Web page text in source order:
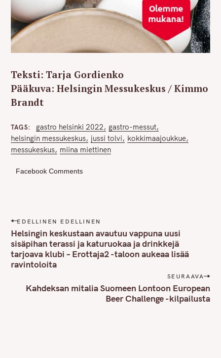
Teksti: Tarja Gordienko
Pääkuva: Helsingin Messukeskus / Kimmo
Brandt
TAGS gastro helsinki 2022
gastro-messut
helsingin messukeskus jussi tolvi
kokkimaajoukkue
messukeskus miina miettinen
Facebook Comments
P
o
s
t
n
EDELLINEN EDELLINEN
Helsingin keskustaan avautuu vappuna uusi
sisäpihan terassi ja katuruokaa ja drinkkejä
tarjoava klubi – Erottaja2 -taloon aukeaa lisää
ravintoloita
SEURAAVA
Kahdeksan mitalia Suomeen Lontoon European
Beer Challenge -kilpailusta